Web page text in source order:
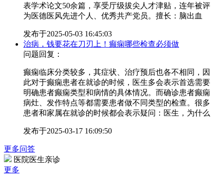
表学术论文50余篇，享受厅级拔尖人才津贴，连年被评
为医德医风先进个人、优秀共产党员。擅长：脑出血
发布于2025-05-03 16:45:03
治病，钱要花在刀刃上！癫痫哪些检查必须做
问题回复：
癫痫临床分类较多，其症状、治疗预后也各不相同，因
此对于癫痫患者在就诊的时候，医生多会表示首选需要
明确患者癫痫类型和病情的具体情况。而确诊患者癫痫
病灶、发作特点等都需要患者做不同类型的检查。很多
患者和家属在就诊的时候都会表示疑问：医生，为什么
发布于2025-03-17 16:09:50
更多问答
医院医生亲诊
更多